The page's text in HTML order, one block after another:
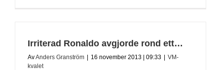
Irriterad Ronaldo avgjorde rond ett…
AvAnders Granström | 16 november 2013 | 09:33 | VM-
kvalet